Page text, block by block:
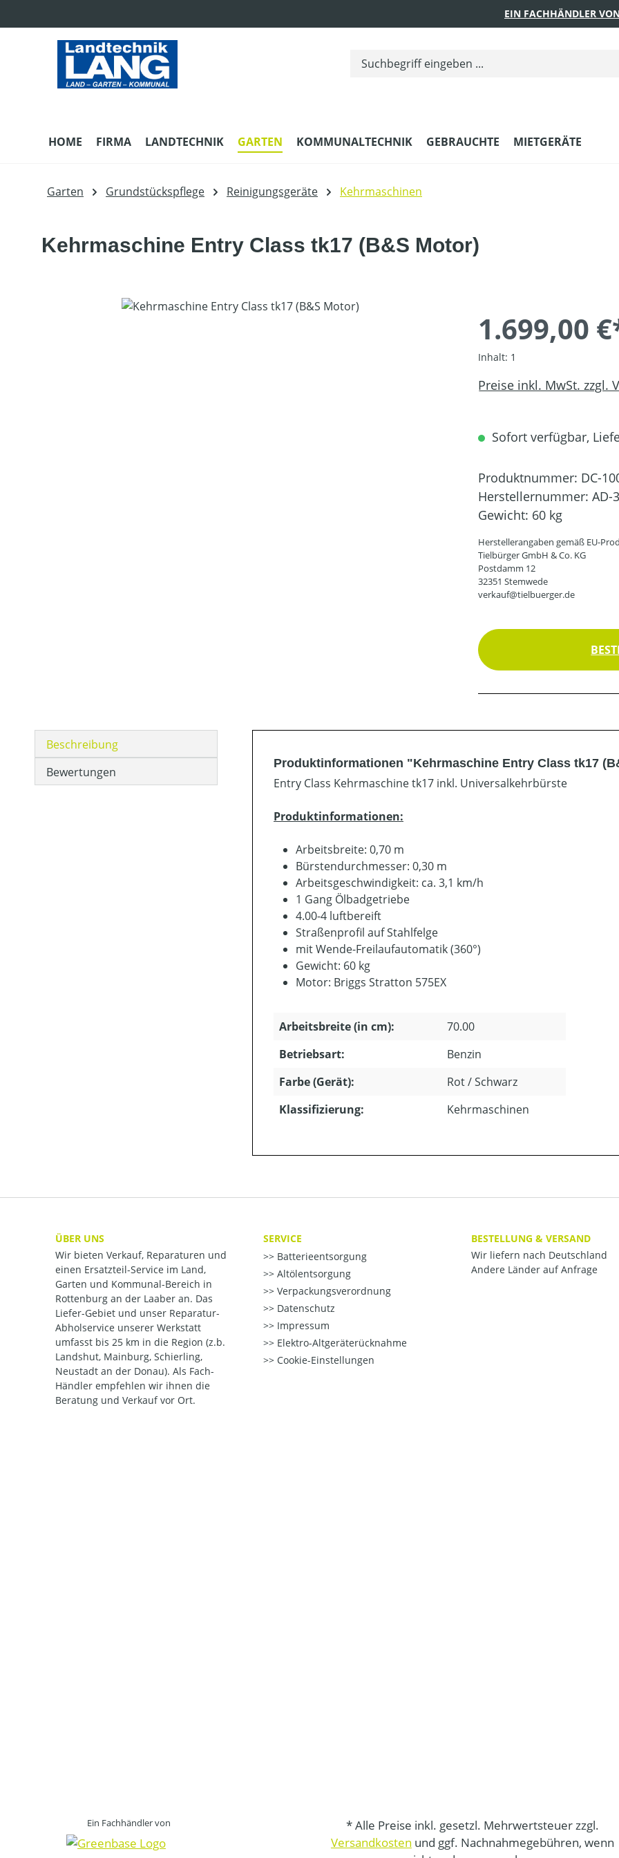
EIN FACHHÄNDLER
HOME FIRMA LANDTECHNIK GARTEN KOMMUNALTECHNIK GEBRAUCHTE MIETGERÄTE
Garten Grundstückspflege Reinigungsgeräte Kehrmaschinen
Kehrmaschine Entry Class tk17 (B&S Motor)
Bildergalerie überspringen
1.699,00
Inhalt: 1
Preise inkl. MwSt. zzgl.
Sofort verfügbar,
Produktnummer: DC-
Herstellernummer: AD-
Gewicht: 60 kg
Herstellerangaben gemäß EU-
Tielbürger GmbH & Co. KG
Postdamm 12
32351 Stemwede
verkauf@tielbuerger.de
Beschreibung
Bewertungen
Produktinformationen "Kehrmaschine Entry Class tk17
Entry Class Kehrmaschine tk17 inkl. Universalkehrbürste
Produktinformationen:
Arbeitsbreite: 0,70 m
Bürstendurchmesser: 0,30 m
Arbeitsgeschwindigkeit: ca. 3,1 km/h
1 Gang Ölbadgetriebe
4.00-4 luftbereift
Straßenprofil auf Stahlfelge
mit Wende-Freilaufautomatik (360°)
Gewicht: 60 kg
Motor: Briggs Stratton 575EX
Arbeitsbreite (in cm):
70.00
Betriebsart:
Benzin
Farbe (Gerät):
Rot / Schwarz
Klassifizierung:
Kehrmaschinen
ÜBER UNS
Wir bieten Verkauf, Reparaturen und
einen Ersatzteil-Service im Land,
Garten und Kommunal-Bereich in
Rottenburg an der Laaber an. Das
Liefer-Gebiet und unser Reparatur-
Abholservice unserer Werkstatt
umfasst bis 25 km in die Region (z.b.
Landshut, Mainburg, Schierling,
Neustadt an der Donau). Als Fach-
Händler empfehlen wir ihnen die
Beratung und Verkauf vor Ort.
SERVICE
Batterieentsorgung
Altölentsorgung
Verpackungsverordnung
Datenschutz
Impressum
Elektro-Altgeräterücknahme
Cookie-Einstellungen
BESTELLUNG & VERSAND
Wir liefern nach Deutschland
Andere Länder auf Anfrage
Ein Fachhändler von
* Alle Preise inkl. gesetzl. Mehrwertsteuer zzgl.
Versandkosten und ggf. Nachnahmegebühren, wenn